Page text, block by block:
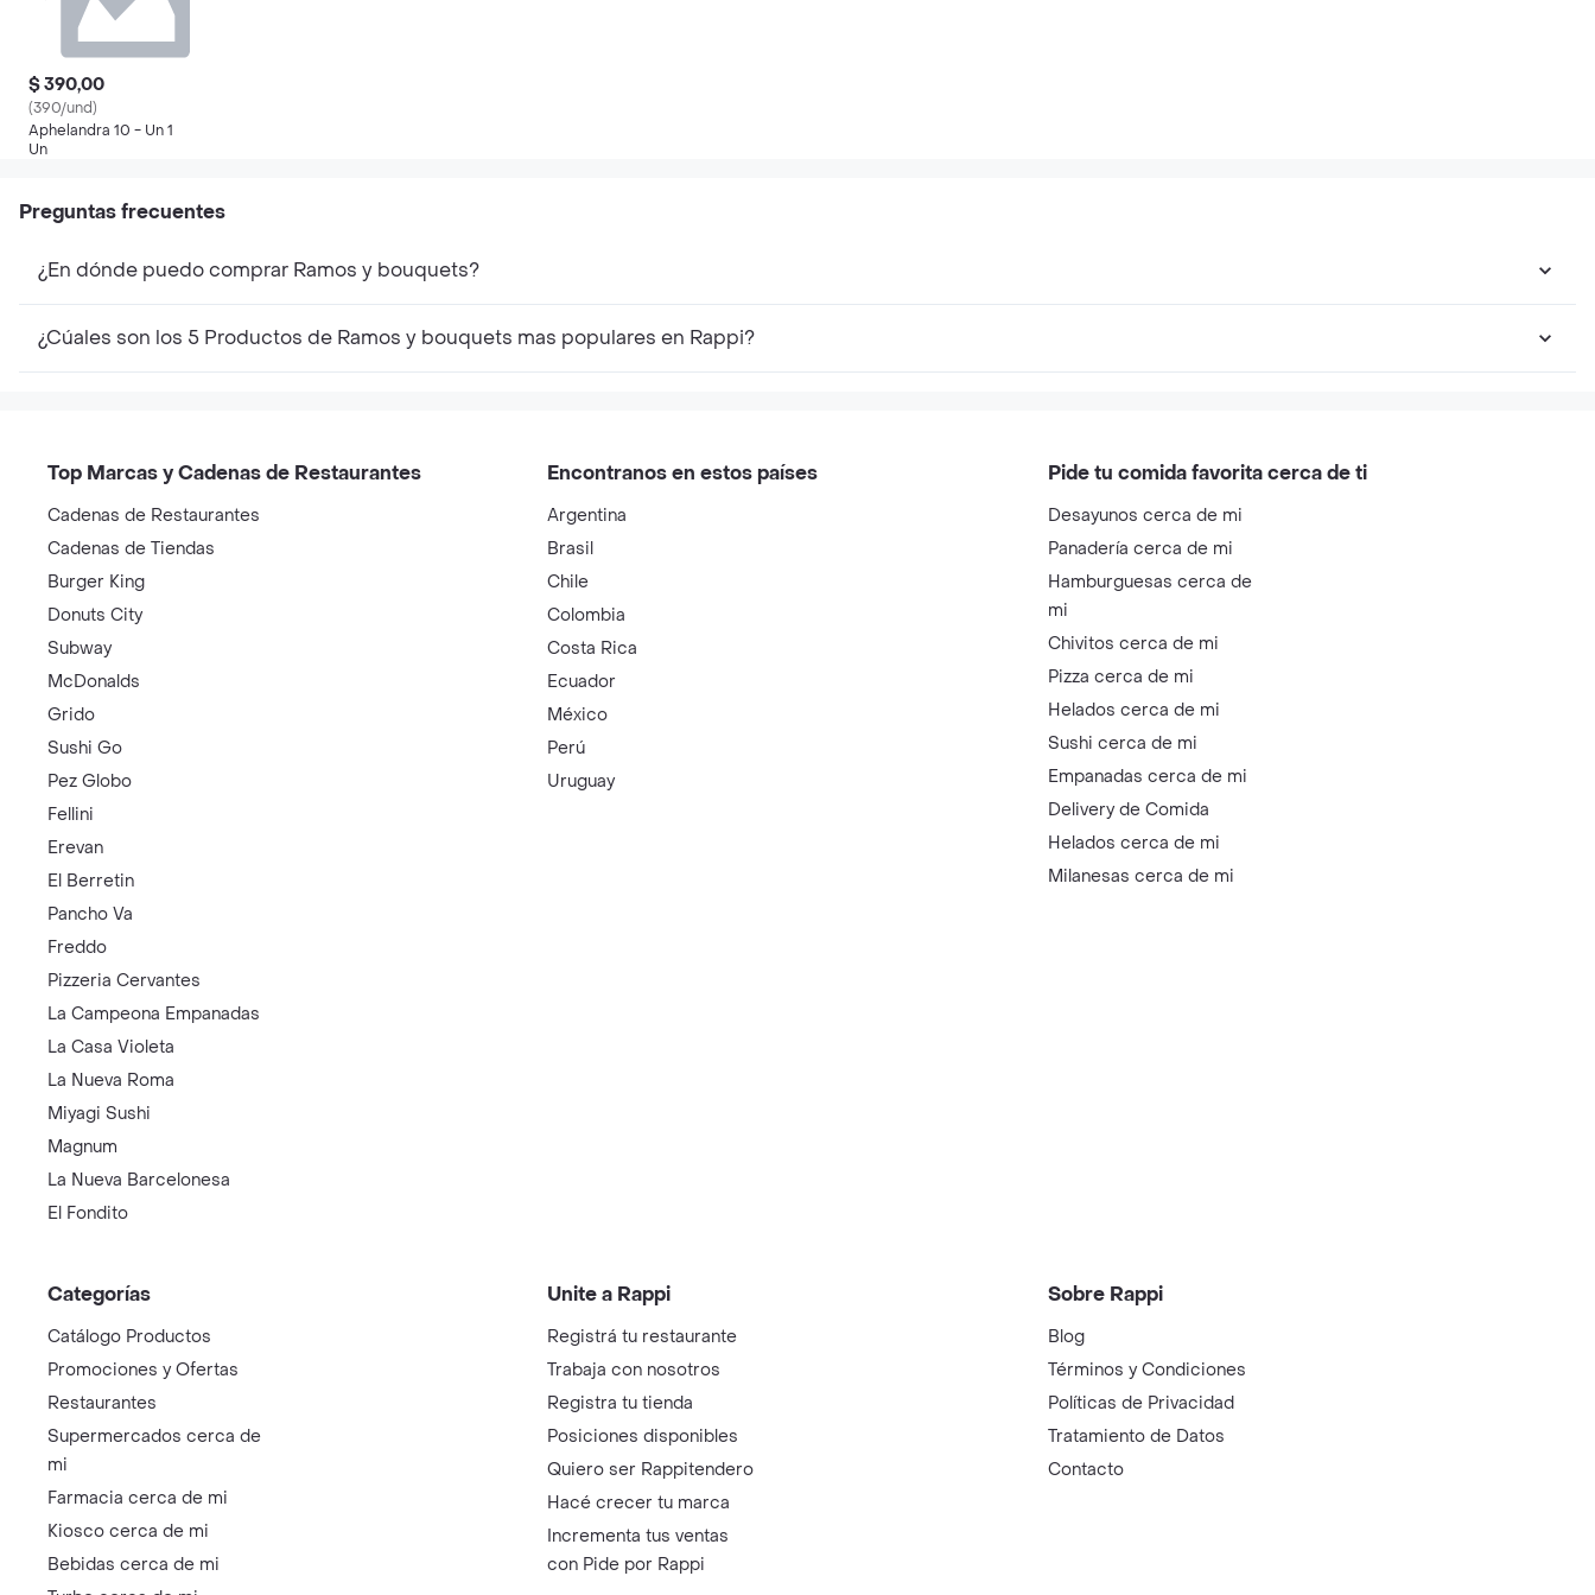
$ 390,00
(390/und)
Aphelandra 10 - Un 1
Un
Preguntas frecuentes
¿En dónde puedo comprar Ramos y bouquets?
¿Cúales son los 5 Productos de Ramos y bouquets mas populares en Rappi?
Top Marcas y Cadenas de Restaurantes
Cadenas de Restaurantes
Cadenas de Tiendas
Burger King
Donuts City
Subway
McDonalds
Grido
Sushi Go
Pez Globo
Fellini
Erevan
El Berretin
Pancho Va
Freddo
Pizzeria Cervantes
La Campeona Empanadas
La Casa Violeta
La Nueva Roma
Miyagi Sushi
Magnum
La Nueva Barcelonesa
El Fondito
Encontranos en estos países
Argentina
Brasil
Chile
Colombia
Costa Rica
Ecuador
México
Perú
Uruguay
Pide tu comida favorita cerca de ti
Desayunos cerca de mi
Panadería cerca de mi
Hamburguesas cerca de
mi
Chivitos cerca de mi
Pizza cerca de mi
Helados cerca de mi
Sushi cerca de mi
Empanadas cerca de mi
Delivery de Comida
Helados cerca de mi
Milanesas cerca de mi
Categorías
Catálogo Productos
Promociones y Ofertas
Restaurantes
Supermercados cerca de
mi
Farmacia cerca de mi
Kiosco cerca de mi
Bebidas cerca de mi
Unite a Rappi
Registrá tu restaurante
Trabaja con nosotros
Registra tu tienda
Posiciones disponibles
Quiero ser Rappitendero
Hacé crecer tu marca
Incrementa tus ventas
con Pide por Rappi
Sobre Rappi
Blog
Términos y Condiciones
Políticas de Privacidad
Tratamiento de Datos
Contacto